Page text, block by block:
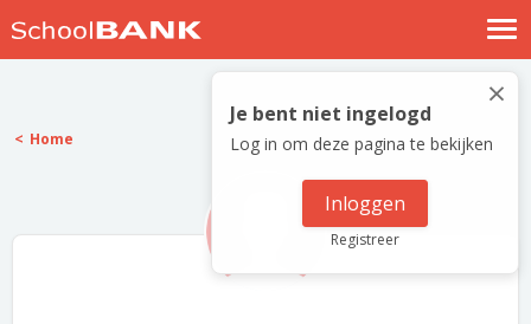
Nostalgische verhalen
Log in
Meld je gratis aan
×
Je bent niet ingelogd
Log in om deze pagina te bekijken
Inloggen
Registreer
Home